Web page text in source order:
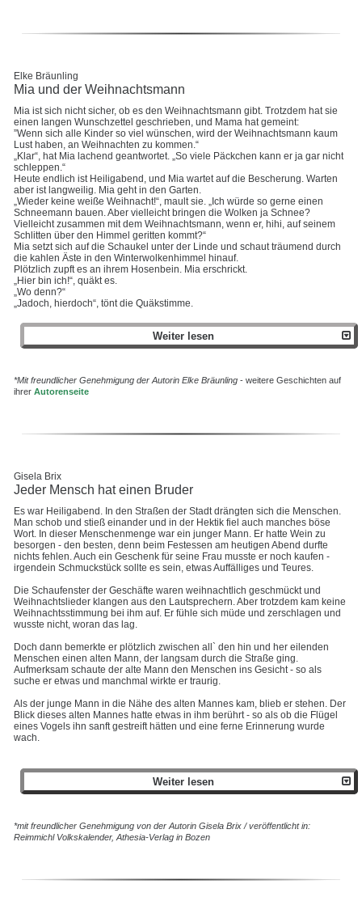
Elke Bräunling
Mia und der Weihnachtsmann
Mia ist sich nicht sicher, ob es den Weihnachtsmann gibt. Trotzdem hat sie
einen langen Wunschzettel geschrieben, und Mama hat gemeint:
”Wenn sich alle Kinder so viel wünschen, wird der Weihnachtsmann kaum
Lust haben, an Weihnachten zu kommen.“
„Klar“, hat Mia lachend geantwortet. „So viele Päckchen kann er ja gar nicht
schleppen.“
Heute endlich ist Heiligabend, und Mia wartet auf die Bescherung. Warten
aber ist langweilig. Mia geht in den Garten.
„Wieder keine weiße Weihnacht!“, mault sie. „Ich würde so gerne einen
Schneemann bauen. Aber vielleicht bringen die Wolken ja Schnee?
Vielleicht zusammen mit dem Weihnachtsmann, wenn er, hihi, auf seinem
Schlitten über den Himmel geritten kommt?“
Mia setzt sich auf die Schaukel unter der Linde und schaut träumend durch
die kahlen Äste in den Winterwolkenhimmel hinauf.
Plötzlich zupft es an ihrem Hosenbein. Mia erschrickt.
„Hier bin ich!“, quäkt es.
„Wo denn?“
„Jadoch, hierdoch“, tönt die Quäkstimme.
Weiter lesen
*Mit freundlicher Genehmigung der Autorin Elke Bräunling - weitere Geschichten auf
ihrer Autorenseite
Gisela Brix
Jeder Mensch hat einen Bruder
Es war Heiligabend. In den Straßen der Stadt drängten sich die Menschen.
Man schob und stieß einander und in der Hektik fiel auch manches böse
Wort. In dieser Menschenmenge war ein junger Mann. Er hatte Wein zu
besorgen - den besten, denn beim Festessen am heutigen Abend durfte
nichts fehlen. Auch ein Geschenk für seine Frau musste er noch kaufen -
irgendein Schmuckstück sollte es sein, etwas Auffälliges und Teures.
Die Schaufenster der Geschäfte waren weihnachtlich geschmückt und
Weihnachtslieder klangen aus den Lautsprechern. Aber trotzdem kam keine
Weihnachtsstimmung bei ihm auf. Er fühle sich müde und zerschlagen und
wusste nicht, woran das lag.
Doch dann bemerkte er plötzlich zwischen all` den hin und her eilenden
Menschen einen alten Mann, der langsam durch die Straße ging.
Aufmerksam schaute der alte Mann den Menschen ins Gesicht - so als
suche er etwas und manchmal wirkte er traurig.
Als der junge Mann in die Nähe des alten Mannes kam, blieb er stehen. Der
Blick dieses alten Mannes hatte etwas in ihm berührt - so als ob die Flügel
eines Vogels ihn sanft gestreift hätten und eine ferne Erinnerung wurde
wach.
Weiter lesen
*mit freundlicher Genehmigung von der Autorin Gisela Brix / veröffentlicht in:
Reimmichl Volkskalender, Athesia-Verlag in Bozen